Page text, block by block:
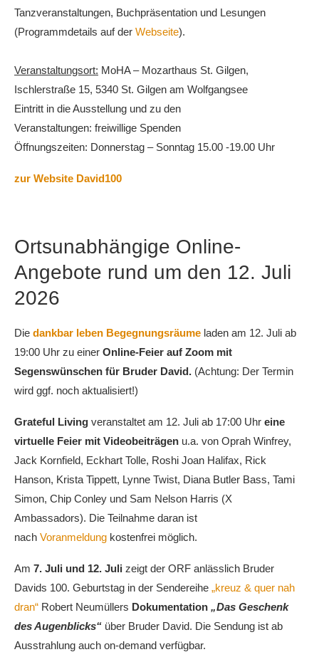
Tanzveranstaltungen, Buchpräsentation und Lesungen
(Programmdetails auf der Webseite).
Veranstaltungsort: MoHA – Mozarthaus St. Gilgen,
Ischlerstraße 15, 5340 St. Gilgen am Wolfgangsee
Eintritt in die Ausstellung und zu den
Veranstaltungen: freiwillige Spenden
Öffnungszeiten: Donnerstag – Sonntag 15.00 -19.00 Uhr
zur Website David100
Ortsunabhängige Online-
Angebote rund um den 12. Juli
2026
Die dankbar leben Begegnungsräume laden am 12. Juli ab
19:00 Uhr zu einer Online-Feier auf Zoom mit
Segenswünschen für Bruder David. (Achtung: Der Termin
wird ggf. noch aktualisiert!)
Grateful Living veranstaltet am 12. Juli ab 17:00 Uhr eine
virtuelle Feier mit Videobeiträgen u.a. von Oprah Winfrey,
Jack Kornfield, Eckhart Tolle, Roshi Joan Halifax, Rick
Hanson, Krista Tippett, Lynne Twist, Diana Butler Bass, Tami
Simon, Chip Conley und Sam Nelson Harris (X
Ambassadors). Die Teilnahme daran ist
nach Voranmeldung kostenfrei möglich.
Am 7. Juli und 12. Juli zeigt der ORF anlässlich Bruder
Davids 100. Geburtstag in der Sendereihe „kreuz & quer nah
dran“ Robert Neumüllers Dokumentation „Das Geschenk
des Augenblicks“ über Bruder David. Die Sendung ist ab
Ausstrahlung auch on-demand verfügbar.